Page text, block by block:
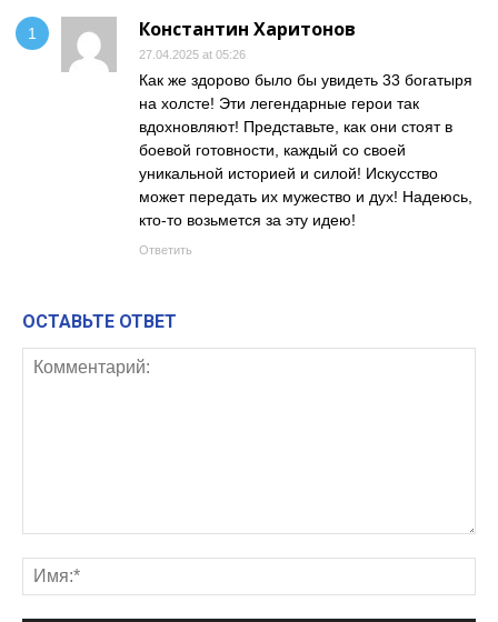
Константин Харитонов
27.04.2025 at 05:26
Как же здорово было бы увидеть 33 богатыря
на холсте! Эти легендарные герои так
вдохновляют! Представьте, как они стоят в
боевой готовности, каждый со своей
уникальной историей и силой! Искусство
может передать их мужество и дух! Надеюсь,
кто-то возьмется за эту идею!
Ответить
ОСТАВЬТЕ ОТВЕТ